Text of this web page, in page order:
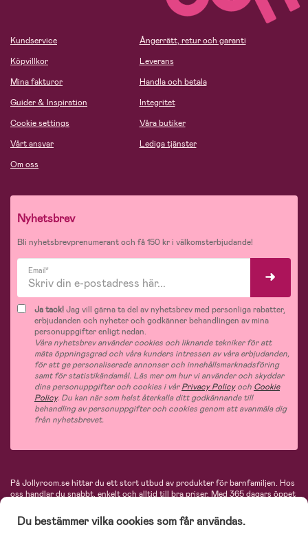
Kundservice
Köpvillkor
Mina fakturor
Guider & Inspiration
Cookie settings
Vårt ansvar
Om oss
Ångerrätt, retur och garanti
Leverans
Handla och betala
Integritet
Våra butiker
Lediga tjänster
Nyhetsbrev
Bli nyhetsbrevprenumerant och få 150 kr i välkomsterbjudande!
Email*
Ja tack!Jag vill gärna ta del av nyhetsbrev med personliga rabatter,
erbjudanden och nyheter och godkänner behandlingen av mina
personuppgifter enligt nedan.
Våra nyhetsbrev använder cookies och liknande tekniker för att
mäta öppningsgrad och våra kunders intressen av våra erbjudanden,
för att ge personaliserade annonser och innehållsmarknadsföring
samt för statistikändamål. Läs mer om hur vi använder och skyddar
dina personuppgifter och cookies i vårPrivacy Policyoch Cookie
Policy. Du kan när som helst återkalla ditt godkännande till
behandling av personuppgifter och cookies genom att avanmäla dig
från nyhetsbrevet.
På Jollyroom.se hittar du ett stort utbud av produkter för barnfamiljen. Hos
oss handlar du snabbt, enkelt och alltid till bra priser.Med 365 dagars öppet
hos oss. I vårt sortiment hittar du barnvagnar, bilstolar, kläder för barn och
baby, produkter för mamman, massor av inspirerande inredning, leksaker,
Du bestämmer vilka cookies som får användas.